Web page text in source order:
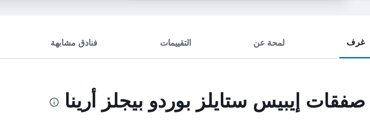
غرف لمحة عن التقييمات فنادق مشابهة
إيبيس ستايلز بوردو بيجلز أرينا